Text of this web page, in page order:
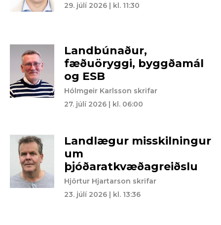
29. júlí 2026 | kl. 11:30
Landbúnaður,
fæðuöryggi, byggðamál
og ESB
Hólmgeir Karlsson skrifar
27. júlí 2026 | kl. 06:00
Landlægur misskilningur
um
þjóðaratkvæðagreiðslu
Hjörtur Hjartarson skrifar
23. júlí 2026 | kl. 13:36